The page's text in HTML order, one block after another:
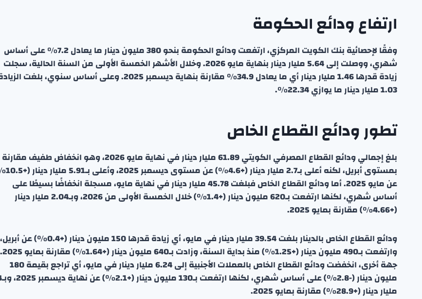
ارتفاع ودائع الحكومة
وفقًا لإحصائية بنك الكويت المركزي، ارتفعت ودائع الحكومة بنحو 380 مليون دينار ما يعادل 7.2% على أساس
شهري، ووصلت إلى 5.64 مليار دينار بنهاية مايو 2026. وخلال الأشهر الخمسة الأولى من السنة الحالية، سجلت
زيادة قدرها 1.46 مليار دينار أي ما يعادل 34.9% مقارنة بنهاية ديسمبر 2025. وعلى أساس سنوي، بلغت
1.03 مليار دينار ما يوازي 22.34%.
تطور ودائع القطاع الخاص
بلغ إجمالي ودائع القطاع المصرفي الكويتي 61.89 مليار دينار في نهاية مايو 2026، وهو انخفاض طفيف مقارنة
بمستوى أبريل، لكنه أعلى
عن مايو 2025. أما ودائع القطاع الخاص فبلغت 45.78 مليار دينار في نهاية مايو، مسجلة انخفاضًا بسيطًا على
أساس شهري، لكنها ارتفعت بـ620 مليون دينار (+1.4%) خلال الخمسة الأولى من 2026، وبـ2.04 مليار دينار
(+4.66%) مقارنة بمايو 2025.
ودائع القطاع الخاص بالدينار بلغت 39.54 مليار دينار في مايو، أي زيادة قدرها 150 مليون دينار (+0.4%) عن أبريل،
وارتفعت
جهة أخرى، انخفضت ودائع القطاع الخاص بالعملات الأجنبية إلى 6.24 مليار دينار في مايو، أي تراجع بقيمة 180
مليون
مليار دينار (+28.9%) مقارنة بمايو 2025.